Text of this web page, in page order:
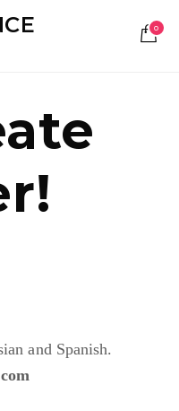
0
and Spanish.